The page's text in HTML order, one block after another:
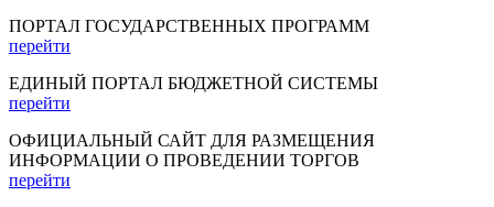
ПОРТАЛ ГОСУДАРСТВЕННЫХ ПРОГРАММ
перейти
ЕДИНЫЙ ПОРТАЛ БЮДЖЕТНОЙ СИСТЕМЫ
перейти
ОФИЦИАЛЬНЫЙ САЙТ ДЛЯ РАЗМЕЩЕНИЯ
ИНФОРМАЦИИ О ПРОВЕДЕНИИ ТОРГОВ
перейти